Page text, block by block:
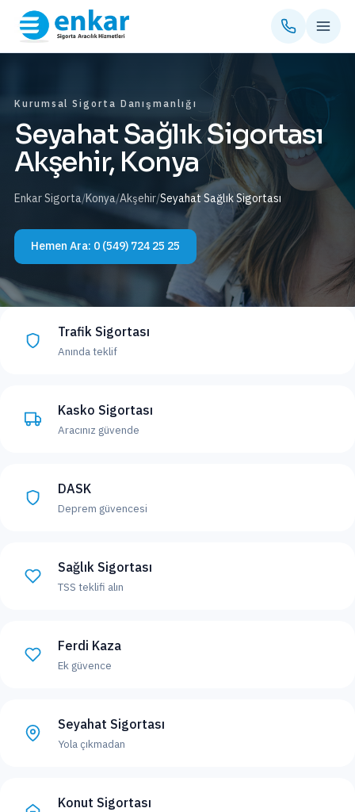
Kurumsal Sigorta Danışmanlığı
Seyahat Sağlık Sigortası
Akşehir, Konya
Enkar Sigorta/Konya/Akşehir/Seyahat Sağlık Sigortası
Hemen Ara: 0 (549) 724 25 25
Trafik Sigortası
Anında teklif
Kasko Sigortası
Aracınız güvende
DASK
Deprem güvencesi
Sağlık Sigortası
TSS teklifi alın
Ferdi Kaza
Ek güvence
Seyahat Sigortası
Yola çıkmadan
Konut Sigortası